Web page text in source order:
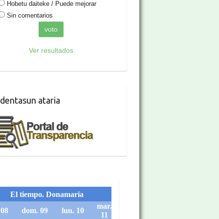
Hobetu daiteke / Puede mejorar
Sin comentarios
Ver resultados
ataria